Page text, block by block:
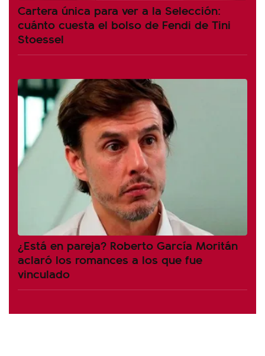
Cartera única para ver a la Selección:
cuánto cuesta el bolso de Fendi de Tini
Stoessel
¿Está en pareja? Roberto García Moritán
aclaró los romances a los que fue
vinculado